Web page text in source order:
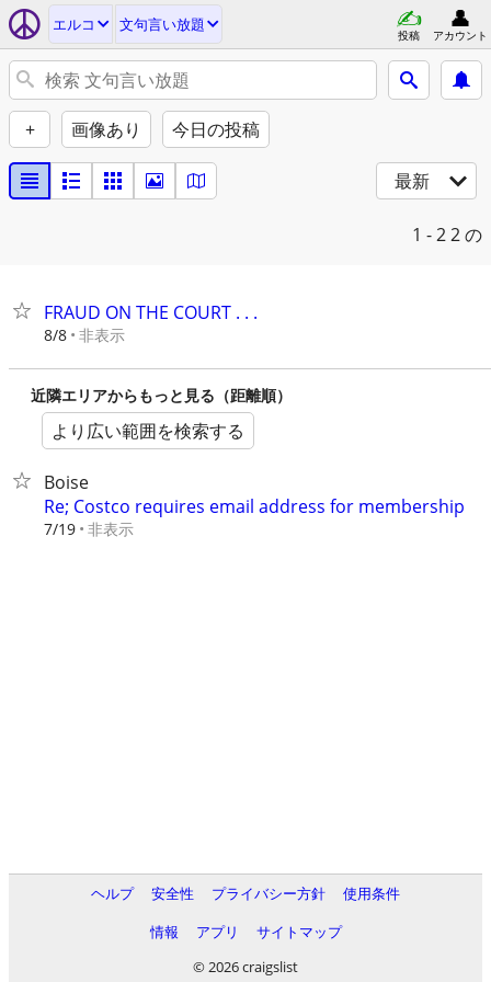
エルコ 文句言い放題
投稿 アカウント
+ 画像あり 今日の投稿
最新
1 - 22 の
FRAUD ON THE COURT . . .
8/8 非表示
近隣エリアからもっと見る（距離順）
より広い範囲を検索する
Boise
Re; Costco requires email address for membership
7/19 非表示
ヘルプ 安全性 プライバシー方針
使用条件
情報
アプリ
サイトマップ
© 2026 craigslist